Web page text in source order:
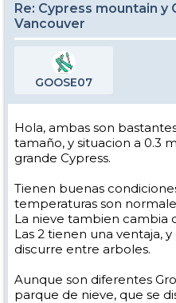
Re: Cypress mountain y
Vancouver
GOOSE07
Hola, ambas son
tamaño, y situacion a 0.3
grande Cypress.
Tienen buenas
temperaturas son
La nieve tambien cambia
Las 2 tienen una ventaja,
discurre entre arboles.
Aunque son diferentes
parque de nieve, que se